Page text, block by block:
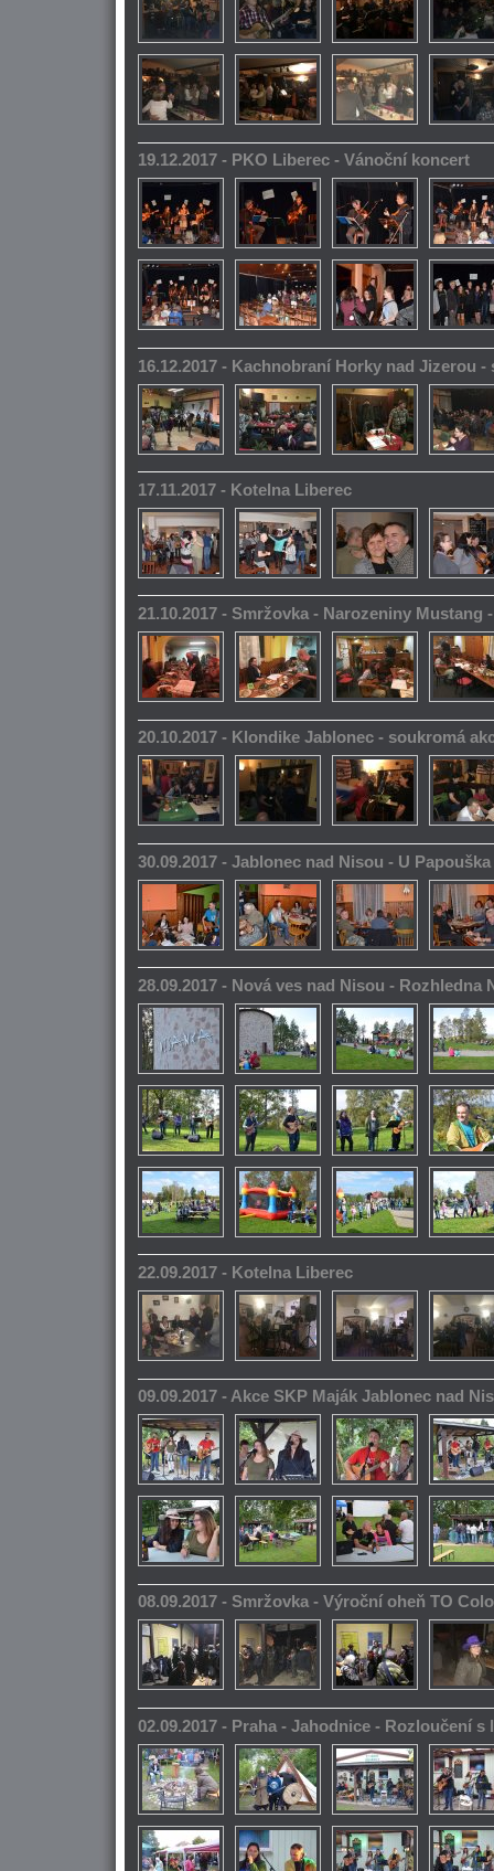
19.12.2017 - PKO Liberec - Vánoční koncert
16.12.2017 - Kachnobraní Horky nad Jizerou -
17.11.2017 - Kotelna Liberec
21.10.2017 - Smržovka - Narozeniny Mustang
20.10.2017 - Klondike Jablonec - soukromá
30.09.2017 - Jablonec nad Nisou - U
28.09.2017 - Nová ves nad Nisou - Rozhledna
22.09.2017 - Kotelna Liberec
09.09.2017 - Akce SKP Maják Jablonec nad
08.09.2017 - Smržovka - Výroční oheň TO
02.09.2017 - Praha - Jahodnice - Rozloučení s